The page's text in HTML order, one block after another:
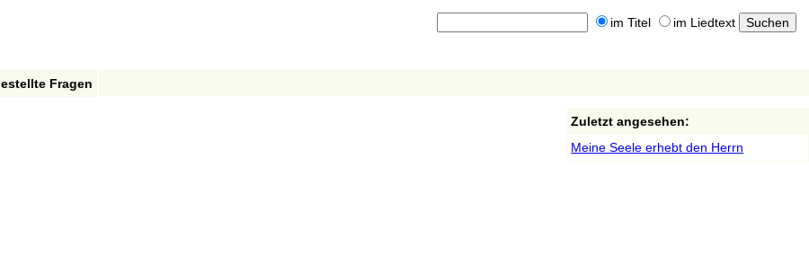
im Titel im Liedtext
Fragen
Zuletzt angesehen:
Meine Seele erhebt den Herrn